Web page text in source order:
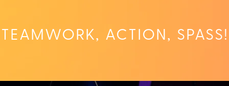
TEAMWORK, ACTION, SPASS!